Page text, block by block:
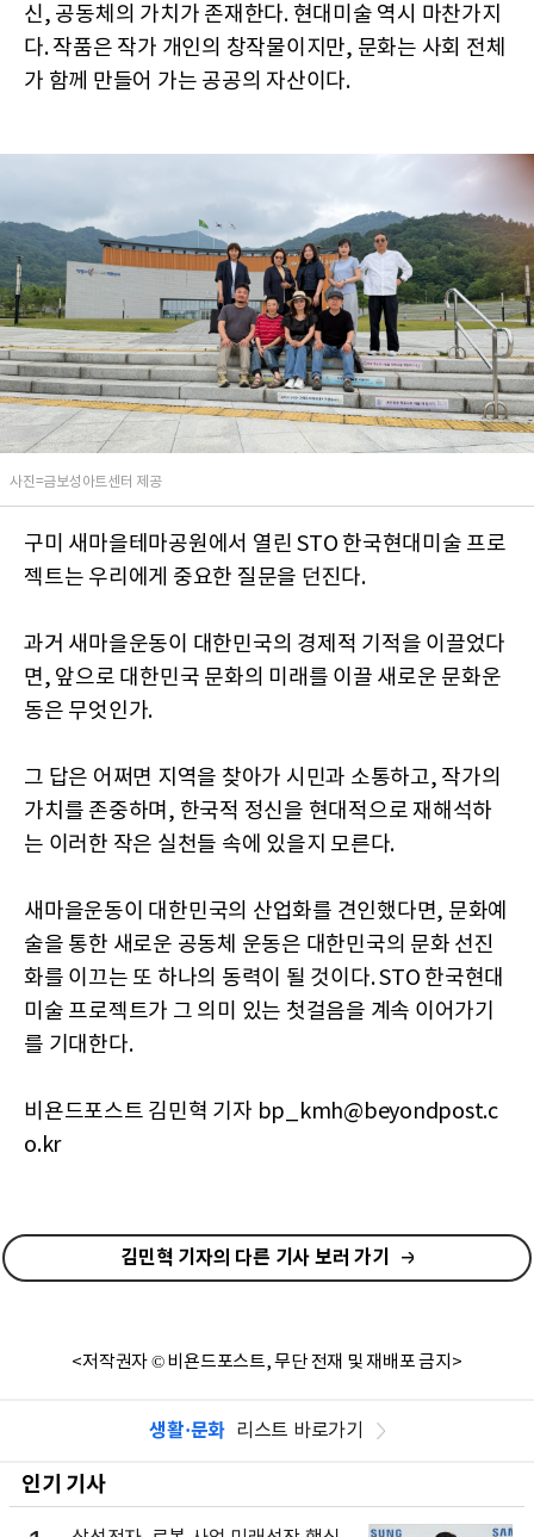
신, 공동체의 가치가 존재한다. 현대미술 역시 마찬가지
다. 작품은 작가 개인의 창작물이지만, 문화는 사회 전체
가 함께 만들어 가는 공공의 자산이다.
사진=금보성아트센터 제공
구미 새마을테마공원에서 열린 STO 한국현대미술 프로
젝트는 우리에게 중요한 질문을 던진다.
과거 새마을운동이 대한민국의 경제적 기적을 이끌었다
면, 앞으로 대한민국 문화의 미래를 이끌 새로운 문화운
동은 무엇인가.
그 답은 어쩌면 지역을 찾아가 시민과 소통하고, 작가의
가치를 존중하며, 한국적 정신을 현대적으로 재해석하
는 이러한 작은 실천들 속에 있을지 모른다.
새마을운동이 대한민국의 산업화를 견인했다면, 문화예
술을 통한 새로운 공동체 운동은 대한민국의 문화 선진
화를 이끄는 또 하나의 동력이 될 것이다. STO 한국현대
미술 프로젝트가 그 의미 있는 첫걸음을 계속 이어가기
를 기대한다.
비욘드포스트 김민혁 기자 bp_kmh@beyondpost.c
o.kr
김민혁 기자의 다른 기사 보러 가기
<저작권자 © 비욘드포스트, 무단 전재 및 재배포 금지>
생활·문화 리스트 바로가기
인기 기사